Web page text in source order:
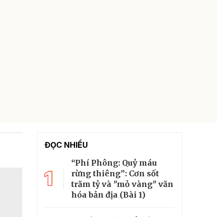
ĐỌC NHIỀU
1
“Phí Phông: Quỷ máu
rừng thiêng”: Cơn sốt
trăm tỷ và "mỏ vàng" văn
hóa bản địa (Bài 1)